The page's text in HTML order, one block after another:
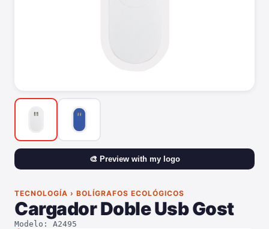
🎨 Preview with my logo
TECNOLOGÍA › BOLÍGRAFOS ECOLÓGICOS
Cargador Doble Usb Gost
Modelo: A2495